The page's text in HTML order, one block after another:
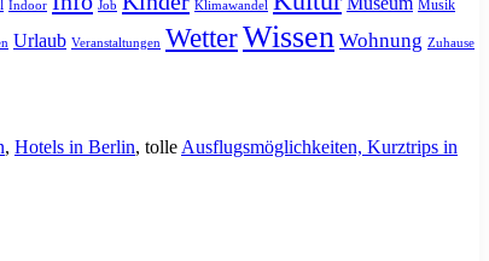
Indoor Job Klimawandel Musik
Urlaub Veranstaltungen WetterWissen Wohnung Zuhause
, Hotels in Berlin, tolle Ausflugsmöglichkeiten, Kurztrips in